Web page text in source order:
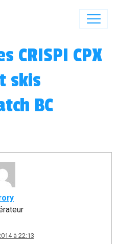
CRISPI CPX
skis
BC
à 22:13